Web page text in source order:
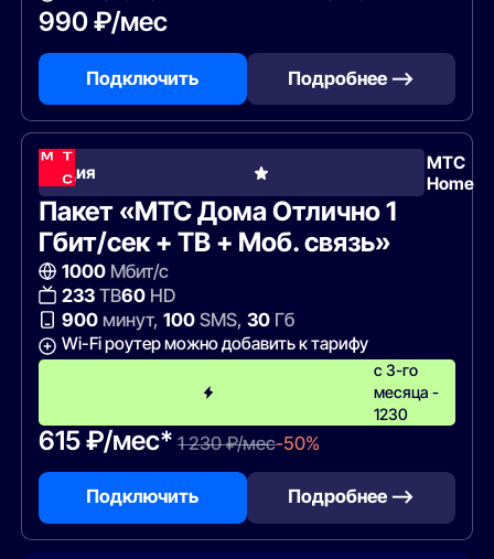
990 ₽/мес
Подключить Подробнее —>
Акция
МТС
Home
Пакет «МТС Дома Отлично 1
Гбит/сек + ТВ + Моб. связь»
1000Мбит/с
233ТВ60HD
900минут, 100SMS, 30Гб
Wi-Fi роутер можно добавить к тарифу
с 3-го
месяца -
1230
615 ₽/мес* 1 230 ₽/мес-50%
Подключить Подробнее —>